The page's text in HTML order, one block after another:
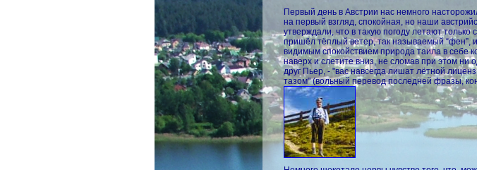
Первый день в Австрии нас немного
на первый взгляд, спокойная, но наши
утверждали, что в такую погоду летают
пришёл тёплый ветер, так называемый “фен”,
видимым спокойствием природа таила в себе
наверх и слетите вниз, не сломав при этом ни
друг Пьер, - "вас навсегда лишат лётной
тазом" (вольный перевод последней фразы,